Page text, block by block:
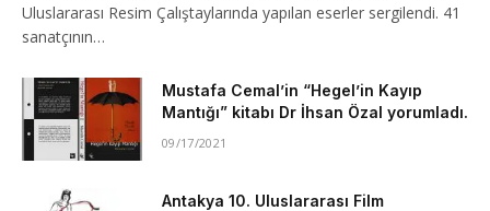
Uluslararası Resim Çalıştaylarında yapılan eserler sergilendi. 41
sanatçının…
Mustafa Cemal’in “Hegel’in Kayıp
Mantığı” kitabı Dr İhsan Özal yorumladı.
09/17/2021
Antakya 10. Uluslararası Film